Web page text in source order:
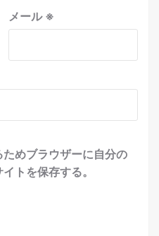
メール※
めブラウザーに自分の
トを保存する。